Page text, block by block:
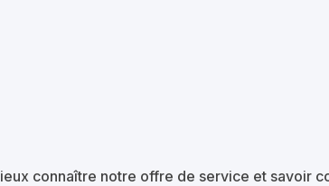
connaître notre offre de service et savoir